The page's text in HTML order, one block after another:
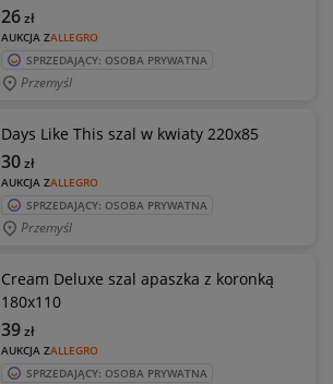
AUKCJA ZALLEGRO
26zł
SPRZEDAJĄCY: OSOBA PRYWATNA
Przemyśl
Days Like This szal w kwiaty 220x85
AUKCJA ZALLEGRO
30zł
SPRZEDAJĄCY: OSOBA PRYWATNA
Przemyśl
Cream Deluxe szal apaszka z koronką
180x110
AUKCJA ZALLEGRO
39zł
SPRZEDAJĄCY: OSOBA PRYWATNA